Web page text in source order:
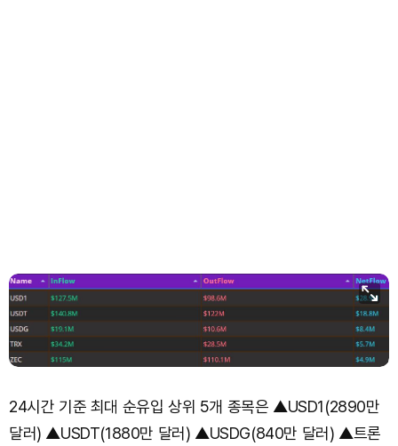
24시간 기준 최대 순유입 상위 5개 종목은 ▲USD1(2890만
달러) ▲USDT(1880만 달러) ▲USDG(840만 달러) ▲트론